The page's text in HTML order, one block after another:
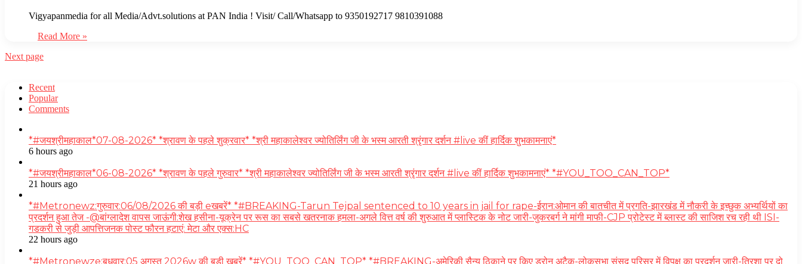
Vigyapanmedia for all Media/Advt.solutions at PAN India ! Visit/ Call/Whatsapp to 9350192717 9810391088
Read More »
Next page
Recent
Popular
Comments
*#जयश्रीमहाकाल*07-08-2026* *श्रावण के पहले शुक्रवार* *श्री महाकालेश्वर ज्योतिर्लिंग जी के भस्म आरती श्रृंगार दर्शन #live कीं हार्दिक शुभकामनाएं*
6 hours ago
*#जयश्रीमहाकाल*06-08-2026* *श्रावण के पहले गुरुवार* *श्री महाकालेश्वर ज्योतिर्लिंग जी के भस्म आरती श्रृंगार दर्शन #live कीं हार्दिक शुभकामनाएं* *#YOU_TOO_CAN_TOP*
21 hours ago
*#Metronewz:गुरुवार:06/08/2026 की बड़ी eखबरें* *#BREAKING-Tarun Tejpal sentenced to 10 years in jail for rape-ईरान:ओमान की बातचीत में प्रगति-झारखंड में नौकरी के इच्छुक अभ्यर्थियों का
प्रदर्शन हुआ तेज -@बांग्लादेश वापस जाऊंगी:शेख हसीना-यूक्रेन पर रूस का सबसे खतरनाक हमला-अगले वित्त वर्ष की शुरुआत में प्लास्टिक के नोट जारी-जुकरबर्ग ने मांगी माफी-CJP प्रोटेस्ट में ब्लास्ट की साजिश रच रही थी ISI-
गडकरी से जुड़ी आपत्तिजनक पोस्ट फौरन हटाएं: मेटा और एक्स:HC
22 hours ago
*#Metronewze:बुधवार:05 अगस्त 2026w की बड़ी ख़बरें* *#YOU_TOO_CAN_TOP* *#BREAKING-अमेरिकी सैन्य ठिकाने पर किए ड्रोन अटैक-लोकसभा संसद परिसर में विपक्ष का प्रदर्शन जारी-त्रिशा पर दो